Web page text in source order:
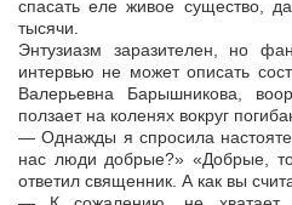
спасать еле живое существо,
тысячи.
Энтузиазм заразителен, но
интервью не может описать
Валерьевна Барышникова,
ползает на коленях вокруг
— Однажды я спросила
нас люди добрые?» «Добрые,
ответил священник. А как вы